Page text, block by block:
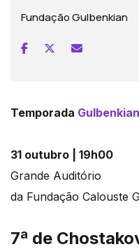
Fundação Gulbenkian
Temporada
31 outubro | 19h00
Grande Auditório
da Fundação Calouste
7ª de